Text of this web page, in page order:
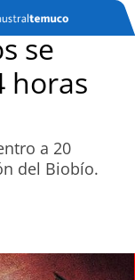
se
horas
a 20
del Biobío.